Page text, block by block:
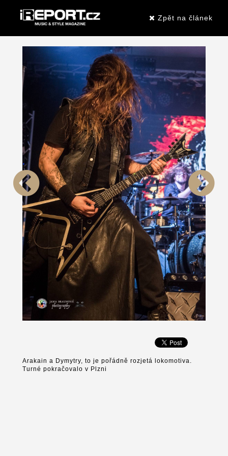
Zpět na článek
Arakain a Dymytry, to je pořádně rozjetá lokomotiva.
Turné pokračovalo v Plzni